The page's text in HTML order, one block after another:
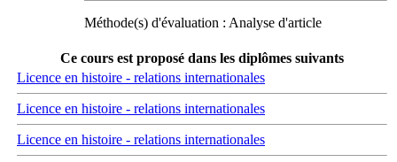
Méthode(s) d'évaluation : Analyse d'article
Ce cours est proposé dans les diplômes suivants
Licence en histoire - relations internationales
Licence en histoire - relations internationales
Licence en histoire - relations internationales